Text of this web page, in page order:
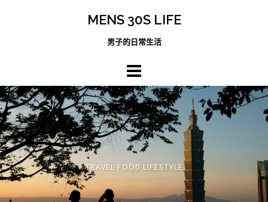
MENS 30S LIFE
男子的日常生活
TRAVEL FOOD LIFESTYLE